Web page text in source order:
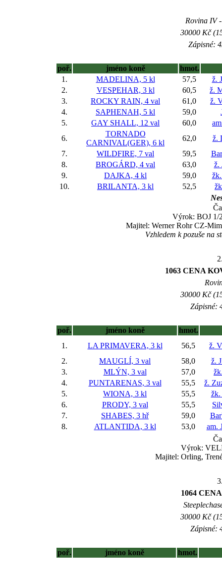
Rovina IV
30000 Kč
Zápisné:
poř. jméno koně
hmot.
1.
MADELINA, 5 kl 57,5
ž.
2.
VESPEHAR, 3 kl 60,5
ž.
3.
ROCKY RAIN, 4 val 61,0
ž.
4.
SAPHENAH, 5 kl 59,0
5.
GAY SHALL, 12 val 60,0
6.
TORNADO
CARNIVAL(GER), 6 kl
62,0
ž.
7.
WILDFIRE, 7 val 59,5
8.
BROGÁRD, 4 val 63,0
ž.
9.
DAJKA, 4 kl 59,0
10.
BRILANTA, 3 kl 52,5
Výrok: BOJ 1/
Majitel: Werner Rohr CZ-
Vzhledem k pozuše na
1063 CENA
30000 Kč
Zápisné:
poř. jméno koně
hmot.
1.
LA PRIMAVERA, 3 kl 56,5
ž.
2.
MAUGLÍ, 3 val 58,0
ž.
3.
MLÝN, 3 val 57,0
4.
PUNTARENAS, 3 val 55,5
ž.
5.
WIONA, 3 kl 55,5
žk.
6.
PRODY, 3 val 55,5
7.
SHABES, 3 hř 59,0
8.
ATLANTIDA, 3 kl 53,0
am.
Výrok:
Majitel: Orling,
1064
30000 Kč
Zápisné:
poř. jméno koně hmot.